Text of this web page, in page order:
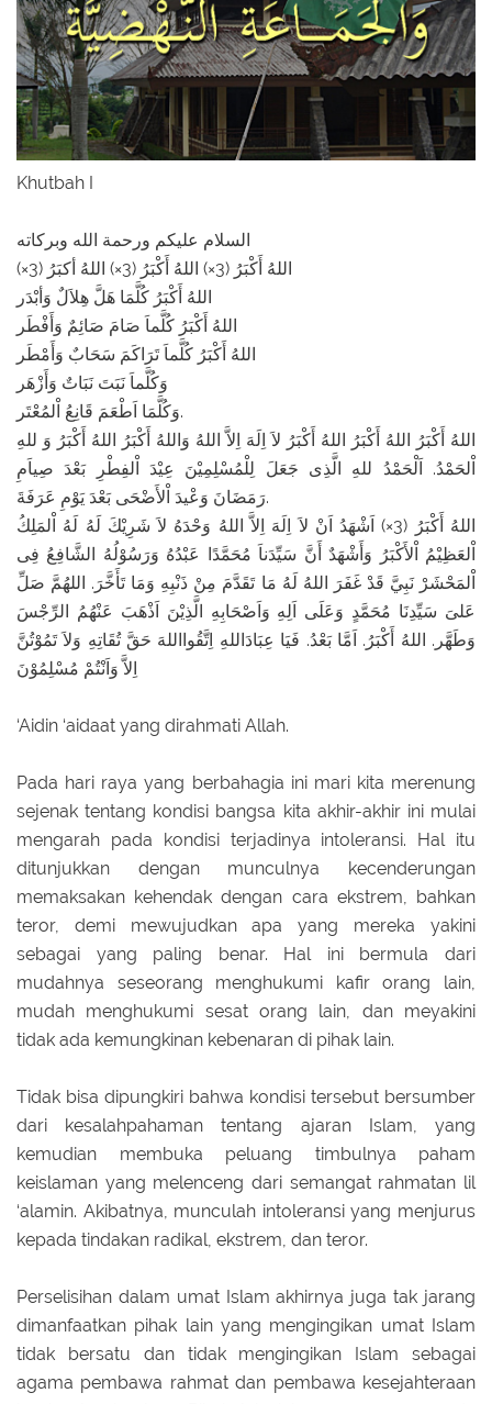
Khutbah I
السلام عليكم ورحمة الله وبركاته
اللهُ أَكْبَرُ كُلَّماَ تَرَاكَمَ سَحَابٌ وَأَمْطَر
وَكُلَّماَ نَبَتَ نَبَاتٌ وَأَزْهَر
وَكُلَّمَا اَطْعَمَ قَانِعُ اْلمُعْتَر.
اللهُ أَكْبَرُ اللهُ أَكْبَرُ اللهُ أَكْبَرُ لاَ اِلَهَ اِلاَّ اللهُ وَاللهُ أَكْبَرُ اللهُ أَكْبَرُ وَ للهِ
اْلحَمْدُ. اَلْحَمْدُ للهِ الَّذِى جَعَلَ لِلْمُسْلِمِيْنَ عِيْدَ اْلفِطْرِ بَعْدَ صِياَمِ
رَمَضَانَ وَعْيدَ اْلأَضْحَى بَعْدَ يَوْمِ عَرَفَةَ.
اللهُ أَكْبَرُ (3×) اَشْهَدُ اَنْ لاَ اِلَهَ اِلاَّ اللهُ وَحْدَهُ لاَ شَرِيْكَ لَهُ لَهُ اْلمَلِكُ
اْلعَظِيْمُ اْلأَكْبَرُ وَأَشْهَدٌ أَنَّ سَيِّدَناَ مُحَمَّدًا عَبْدُهُ وَرَسُوْلُهُ الشَّافِعُ فِى
اْلمَحْشَرْ نَبِيَّ قَدْ غَفَرَ اللهُ لَهُ مَا تَقَدَّمَ مِنْ ذَنْبِهِ وَمَا تَأَخَّرَ. اللهُمَّ صَلِّ
عَلىَ سَيِّدِنَا مُحَمَّدٍ وَعَلَى اَلِهِ وَاَصْحَابِهِ الَّذِيْنَ اَذْهَبَ عَنْهُمُ الرِّجْسَ
وَطَهَّر. اللهُ أَكْبَرُ. اَمَّا بَعْدُ. فَيَا عِبَادَاللهِ اِتَّقُوااللهَ حَقَّ تُقَاتِهِ وَلاَ تَمُوْتُنَّ
اِلاَّ وَاَنْتُمْ مُسْلِمُوْنَ
‘Aidin ‘aidaat yang dirahmati Allah.
Pada hari raya yang berbahagia ini mari kita merenung
sejenak tentang kondisi bangsa kita akhir-akhir ini mulai
mengarah pada kondisi terjadinya intoleransi. Hal itu
ditunjukkan dengan munculnya kecenderungan
memaksakan kehendak dengan cara ekstrem, bahkan
teror, demi mewujudkan apa yang mereka yakini
sebagai yang paling benar. Hal ini bermula dari
mudahnya seseorang menghukumi kafir orang lain,
mudah menghukumi sesat orang lain, dan meyakini
tidak ada kemungkinan kebenaran di pihak lain.
Tidak bisa dipungkiri bahwa kondisi tersebut bersumber
dari kesalahpahaman tentang ajaran Islam, yang
kemudian membuka peluang timbulnya paham
keislaman yang melenceng dari semangat rahmatan lil
‘alamin. Akibatnya, munculah intoleransi yang menjurus
kepada tindakan radikal, ekstrem, dan teror.
Perselisihan dalam umat Islam akhirnya juga tak jarang
dimanfaatkan pihak lain yang mengingikan umat Islam
tidak bersatu dan tidak mengingikan Islam sebagai
agama pembawa rahmat dan pembawa kesejahteraan